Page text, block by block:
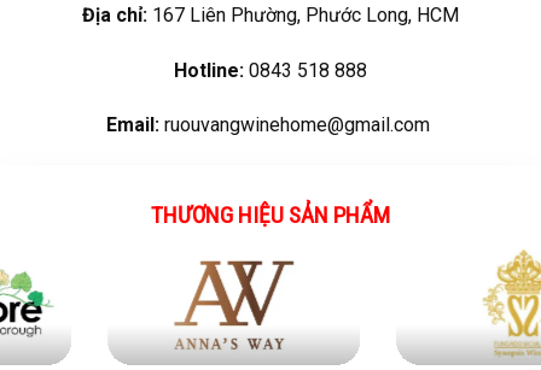
Địa chỉ: 167 Liên Phường, Phước Long, HCM
Hotline: 0843 518 888
Email: ruouvangwinehome@gmail.com
THƯƠNG HIỆU SẢN PHẨM